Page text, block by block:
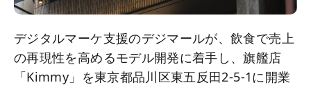
デジタルマーケ支援のデジマールが、飲食で売上
の再現性を高めるモデル開発に着手し、旗艦店
「Kimmy」を東京都品川区東五反田2-5-1に開業